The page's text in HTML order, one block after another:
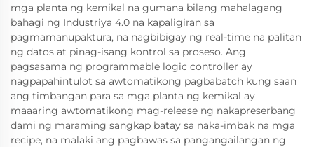
mga planta ng kemikal na gumana bilang mahalagang
bahagi ng Industriya 4.0 na kapaligiran sa
pagmamanupaktura, na nagbibigay ng real-time na palitan
ng datos at pinag-isang kontrol sa proseso. Ang
pagsasama ng programmable logic controller ay
nagpapahintulot sa awtomatikong pagbabatch kung saan
ang timbangan para sa mga planta ng kemikal ay
maaaring awtomatikong mag-release ng nakapreserbang
dami ng maraming sangkap batay sa naka-imbak na mga
recipe, na malaki ang pagbawas sa pangangailangan ng